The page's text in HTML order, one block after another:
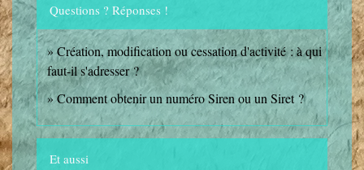
Questions ? Réponses !
Création, modification ou cessation d'activité : à qui
faut-il s'adresser ?
Comment obtenir un numéro Siren ou un Siret ?
Et aussi